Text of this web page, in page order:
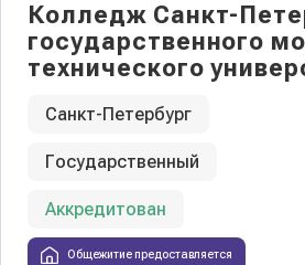
Колледж Санкт-
государственного
технического
Санкт-Петербург
Государственный
Аккредитован
Общежитие предоставляется